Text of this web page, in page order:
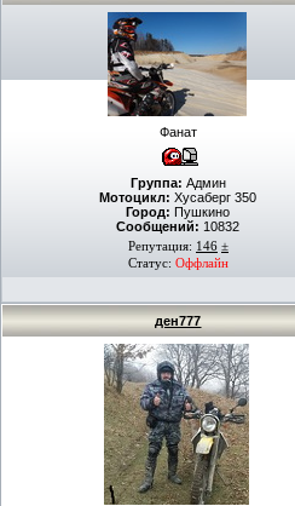
Фанат
Группа: Админ
Мотоцикл: Хусаберг 350
Город: Пушкино
Сообщений: 10832
Репутация: 146 ±
Статус: Оффлайн
ден777